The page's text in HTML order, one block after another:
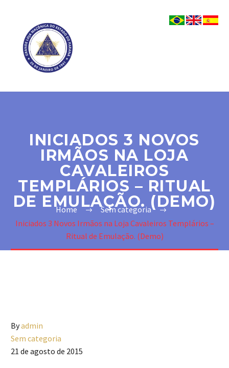
INICIADOS 3 NOVOS
IRMÃOS NA LOJA
CAVALEIROS
TEMPLÁRIOS – RITUAL
DE EMULAÇÃO. (DEMO)
Home
Sem categoria
Iniciados 3 Novos Irmãos na Loja Cavaleiros Templários –
Ritual de Emulação. (Demo)
Byadmin
Sem categoria
21 de agosto de 2015